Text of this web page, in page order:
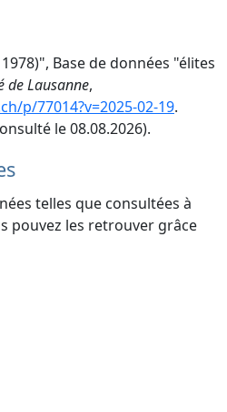
Base de données "élites
de Lausanne,
p/77014?v=2025-02-19.
le 08.08.2026).
telles que consultées à
pouvez les retrouver grâce